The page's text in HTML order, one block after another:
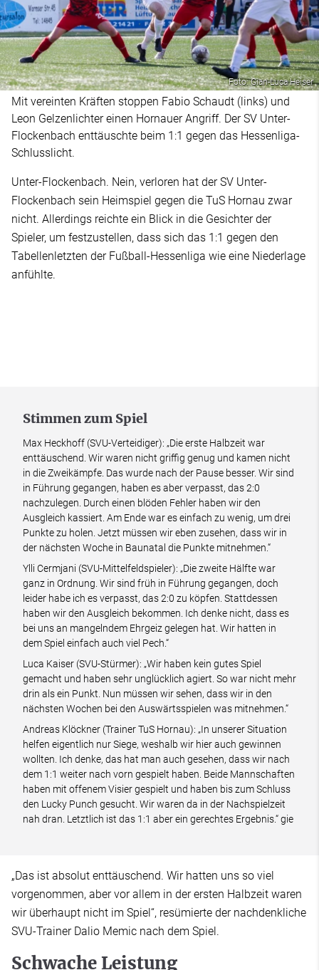
Foto: Gian-Luca Heiser
Mit vereinten Kräften stoppen Fabio Schaudt (links) und
Leon Gelzenlichter einen Hornauer Angriff. Der SV Unter-
Flockenbach enttäuschte beim 1:1 gegen das Hessenliga-
Schlusslicht.
Unter-Flockenbach. Nein, verloren hat der SV Unter-
Flockenbach sein Heimspiel gegen die TuS Hornau zwar
nicht. Allerdings reichte ein Blick in die Gesichter der
Spieler, um festzustellen, dass sich das 1:1 gegen den
Tabellenletzten der Fußball-Hessenliga wie eine Niederlage
anfühlte.
Stimmen zum Spiel
Max Heckhoff (SVU-Verteidiger): „Die erste Halbzeit war
enttäuschend. Wir waren nicht griffig genug und kamen nicht
in die Zweikämpfe. Das wurde nach der Pause besser. Wir sind
in Führung gegangen, haben es aber verpasst, das 2:0
nachzulegen. Durch einen blöden Fehler haben wir den
Ausgleich kassiert. Am Ende war es einfach zu wenig, um drei
Punkte zu holen. Jetzt müssen wir eben zusehen, dass wir in
der nächsten Woche in Baunatal die Punkte mitnehmen.“
Ylli Cermjani (SVU-Mittelfeldspieler): „Die zweite Hälfte war
ganz in Ordnung. Wir sind früh in Führung gegangen, doch
leider habe ich es verpasst, das 2:0 zu köpfen. Stattdessen
haben wir den Ausgleich bekommen. Ich denke nicht, dass es
bei uns an mangelndem Ehrgeiz gelegen hat. Wir hatten in
dem Spiel einfach auch viel Pech.“
Luca Kaiser (SVU-Stürmer): „Wir haben kein gutes Spiel
gemacht und haben sehr unglücklich agiert. So war nicht mehr
drin als ein Punkt. Nun müssen wir sehen, dass wir in den
nächsten Wochen bei den Auswärtsspielen was mitnehmen.“
Andreas Klöckner (Trainer TuS Hornau): „In unserer Situation
helfen eigentlich nur Siege, weshalb wir hier auch gewinnen
wollten. Ich denke, das hat man auch gesehen, dass wir nach
dem 1:1 weiter nach vorn gespielt haben. Beide Mannschaften
haben mit offenem Visier gespielt und haben bis zum Schluss
den Lucky Punch gesucht. Wir waren da in der Nachspielzeit
nah dran. Letztlich ist das 1:1 aber ein gerechtes Ergebnis.“ gie
„Das ist absolut enttäuschend. Wir hatten uns so viel
vorgenommen, aber vor allem in der ersten Halbzeit waren
wir überhaupt nicht im Spiel“, resümierte der nachdenkliche
SVU-Trainer Dalio Memic nach dem Spiel.
Schwache Leistung